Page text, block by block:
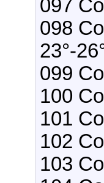
097
098
23°-
099
100
101
102
103